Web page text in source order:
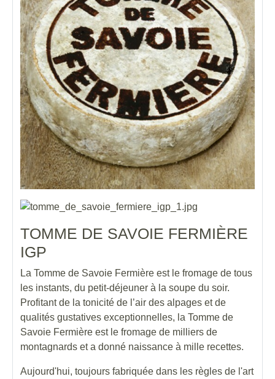
TOMME DE SAVOIE FERMIÈRE
IGP
La Tomme de Savoie Fermière est le fromage de tous
les instants, du petit-déjeuner à la soupe du soir.
Profitant de la tonicité de l’air des alpages et de
qualités gustatives exceptionnelles, la Tomme de
Savoie Fermière est le fromage de milliers de
montagnards et a donné naissance à mille recettes.
Aujourd'hui, toujours fabriquée dans les règles de l'art